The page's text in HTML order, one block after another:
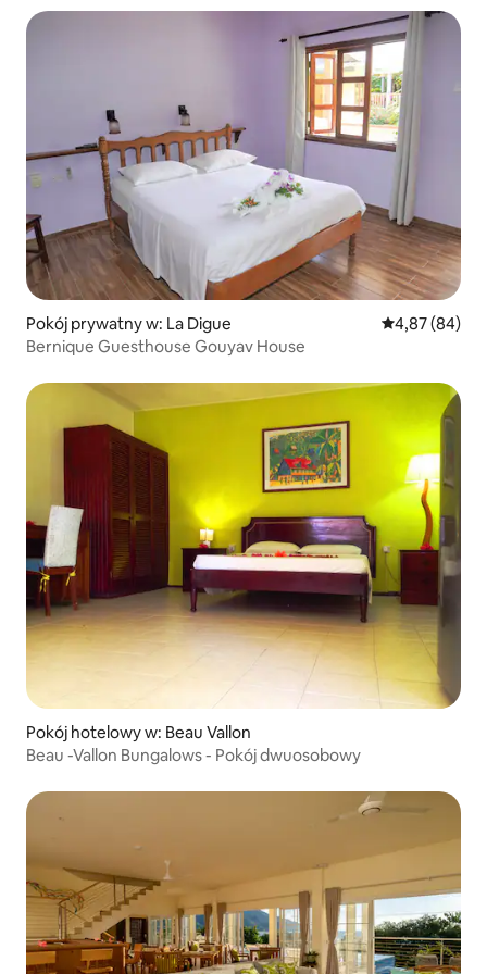
Pokój prywatny w: La Digue Średnia
4,87 (84)
Bernique Guesthouse Gouyav House
Pokój hotelowy w: Beau Vallon
Beau -Vallon Bungalows - Pokój dwuosobowy